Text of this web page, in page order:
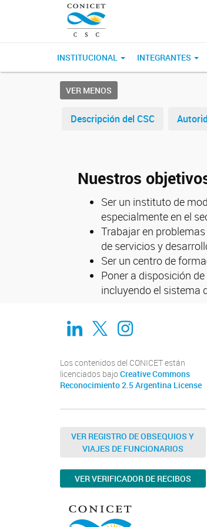
INSTITUCIONAL INTEGRANTES
VER MENOS
Descripción del CSC
Nuestros
Ser un instituto de
especialmente en el
Trabajar en
de servicios y
Ser un centro de
Poner a disposición
incluyendo el sistema
Linkedin
TwitterInstagram
Los contenidos del CONICET están
licenciados bajo Creative Commons
Reconocimiento 2.5 Argentina License
VER REGISTRO DE OBSEQUIOS Y
VIAJES DE FUNCIONARIOS
VER VERIFICADOR DE RECIBOS